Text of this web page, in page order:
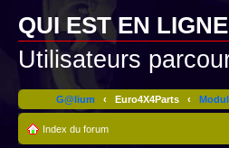
QUI EST EN LIGNE
Utilisateurs
G@lium ‹ Euro4X4Parts ‹
Index du forum